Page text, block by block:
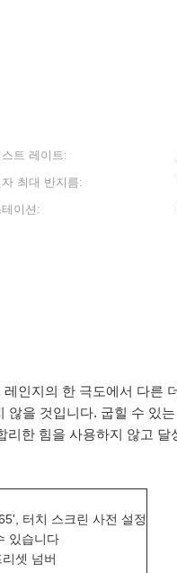
트 레이트:
자 최대 반지름:
테이션:
인지의 한 극도에서 다른
을 것입니다. 굽힐 수 있
한 힘을 사용하지 않고
터치 스크린 사전 설정
있습니다
셋 넘버